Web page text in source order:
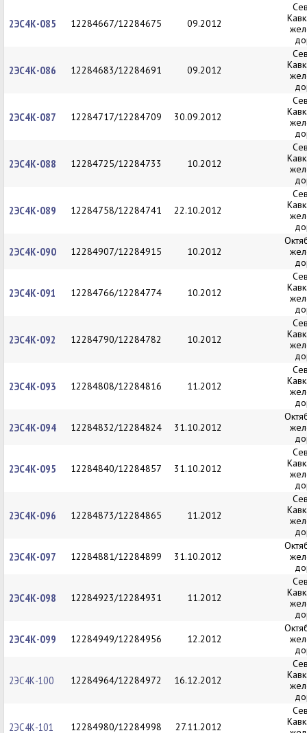
2ЭС4К-085 12284667/12284675 09.2012
2ЭС4К-086 12284683/12284691 09.2012
2ЭС4К-087 12284717/12284709 30.09.2012
2ЭС4К-088 12284725/12284733 10.2012
2ЭС4К-089 12284758/12284741 22.10.2012
2ЭС4К-090 12284907/12284915 10.2012
2ЭС4К-091 12284766/12284774 10.2012
2ЭС4К-092 12284790/12284782 10.2012
2ЭС4К-093 12284808/12284816 11.2012
2ЭС4К-094 12284832/12284824 31.10.2012
2ЭС4К-095 12284840/12284857 31.10.2012
2ЭС4К-096 12284873/12284865 11.2012
2ЭС4К-097 12284881/12284899 31.10.2012
2ЭС4К-098 12284923/12284931 11.2012
2ЭС4К-099 12284949/12284956 12.2012
2ЭС4К-100 12284964/12284972 16.12.2012
2ЭС4К-101 12284980/12284998 27.11.2012